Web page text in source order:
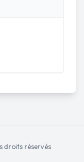
droits réservés